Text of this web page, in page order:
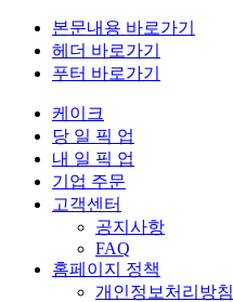
본문내용 바로가기
헤더 바로가기
푸터 바로가기
케이크
당 일 픽 업
내 일 픽 업
기업 주문
고객센터
공지사항
FAQ
홈페이지 정책
개인정보처리방침